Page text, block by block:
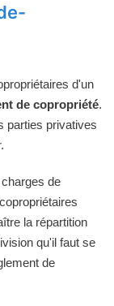
d'un
de copropriété.
parties privatives
de
la répartition
qu'il faut se
de